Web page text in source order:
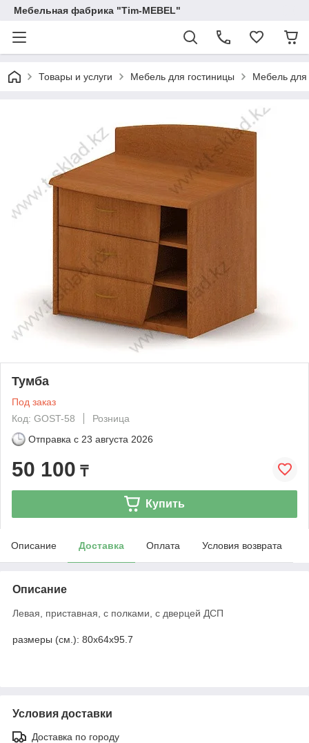
Мебельная фабрика "Tim-MEBEL"
Товары и услуги Мебель для гостиницы Мебель
Тумба
Под заказ
Код: GOST-58
Розница
Отправка с 23 августа 2026
50 100 ₸
Купить
Описание Доставка Оплата Условия возврата
Описание
Левая, приставная, с полками, с дверцей ДСП
размеры (см.): 80х64х95.7
Условия доставки
Доставка по городу